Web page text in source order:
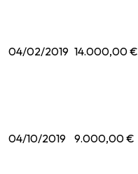
04/02/2019 14.000,00 €
04/10/2019 9.000,00 €